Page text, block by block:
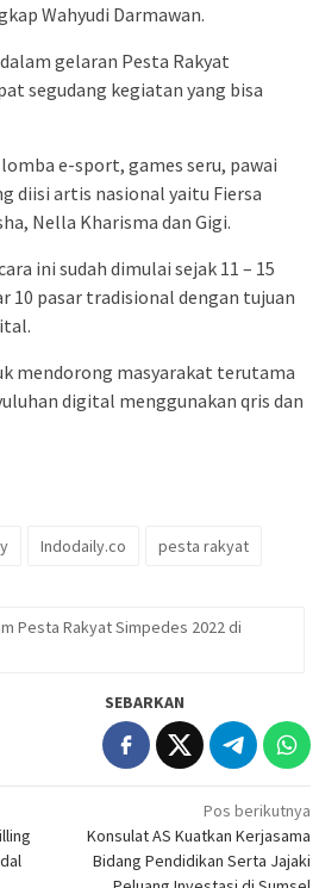
Wahyudi Darmawan.
gelaran Pesta Rakyat
segudang kegiatan yang bisa
e-sport, games seru, pawai
diisi artis nasional yaitu Fiersa
Nella Kharisma dan Gigi.
ini sudah dimulai sejak 11 – 15
10 pasar tradisional dengan tujuan
mendorong masyarakat terutama
digital menggunakan qris dan
Indodaily.co
pesta rakyat
Pesta Rakyat Simpedes 2022 di
SEBARKAN
Pos berikutnya
Konsulat AS Kuatkan Kerjasama
Bidang Pendidikan Serta Jajaki